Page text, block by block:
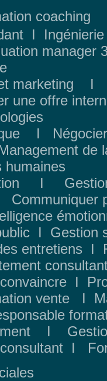
coaching
I
manager
marketing
une offre
I
de
humaines
I
Communiquer
I Gestion
entretiens I
I
vente I
I
I